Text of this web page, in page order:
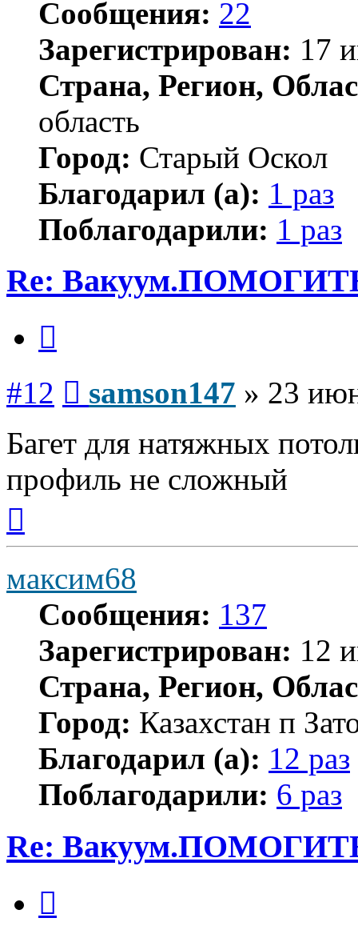
Сообщения: 22
Зарегистрирован: 17
Страна, Регион,
область
Город: Старый Оскол
Благодарил (а): 1 раз
Поблагодарили: 1 раз
Re:
#12 samson147 » 23
Багет для натяжных
профиль не сложный
началу
максим68
Сообщения: 137
Зарегистрирован: 12
Страна, Регион,
Город: Казахстан п
Благодарил (а): 12 раз
Поблагодарили: 6 раз
Re: